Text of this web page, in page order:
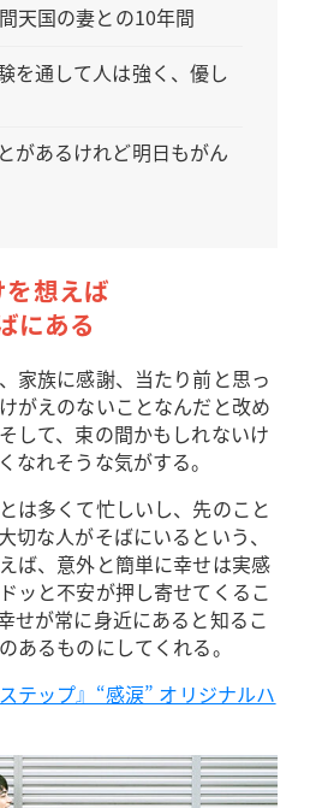
天国の妻との10年間
を通して人は強く、優し
があるけれど明日もがん
想えば
にある
家族に感謝、当たり前と思っ
がえのないことなんだと改め
して、束の間かもしれないけ
なれそうな気がする。
は多くて忙しいし、先のこと
切な人がそばにいるという、
ば、意外と簡単に幸せは実感
ッと不安が押し寄せてくるこ
せが常に身近にあると知るこ
あるものにしてくれる。
テップ』“感涙” オリジナルハ